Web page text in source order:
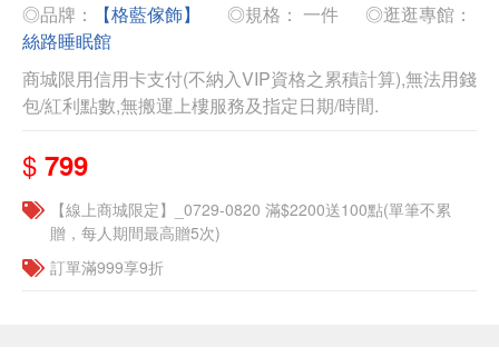
◎品牌： 【格藍傢飾】 ◎規格： 一件
◎逛逛專館：
絲路睡眠館
商城限用信用卡支付(不納入VIP資格之累積計算),無法用錢
包/紅利點數,無搬運上樓服務及指定日期/時間.
$ 799
【線上商城限定】_0729-0820 滿$2200送100點(單筆不累
贈，每人期間最高贈5次)
訂單滿999享9折